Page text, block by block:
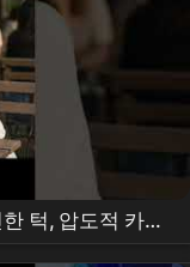
턱, 압도적 카리